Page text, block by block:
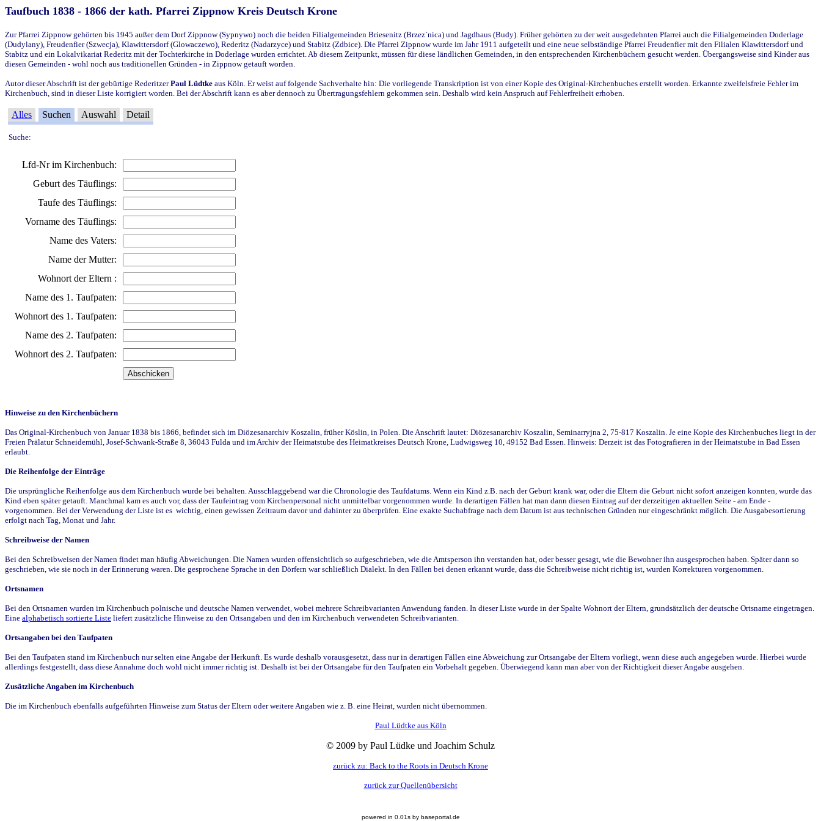
Taufbuch 1838 - 1866 der kath. Pfarrei Zippnow Kreis Deutsch Krone
Zur Pfarrei Zippnow gehörten bis 1945 außer dem Dorf Zippnow (Sypnywo) noch die beiden Filialgemeinden Briesenitz (Brzez`nica) und Jagdhaus (Budy). Früher gehörten zu der weit ausgedehnten Pfarrei auch die Filialgemeinden Doderlage
(Dudylany), Freudenfier (Szwecja), Klawittersdorf (Glowaczewo), Rederitz (Nadarzyce) und Stabitz (Zdbice). Die Pfarrei Zippnow wurde im Jahr 1911 aufgeteilt und eine neue selbständige Pfarrei Freudenfier mit den Filialen Klawittersdorf und
Stabitz und ein Lokalvikariat Rederitz mit der Tochterkirche in Doderlage wurden errichtet. Ab diesem Zeitpunkt, müssen für diese ländlichen Gemeinden, in den entsprechenden Kirchenbüchern gesucht werden. Übergangsweise sind Kinder aus
diesen Gemeinden - wohl noch aus traditionellen Gründen - in Zippnow getauft worden.
Autor dieser Abschrift ist der gebürtige RederitzerPaul Lüdtke aus Köln. Er weist auf folgende Sachverhalte hin: Die vorliegende Transkription ist von einer Kopie des Original-Kirchenbuches erstellt worden. Erkannte zweifelsfreie Fehler im
Kirchenbuch, sind in dieser Liste korrigiert worden. Bei der Abschrift kann es aber dennoch zu Übertragungsfehlern gekommen sein. Deshalb wird kein Anspruch auf Fehlerfreiheit erhoben.
Alles Suchen Auswahl Detail
Suche:
Lfd-Nr im Kirchenbuch:
Geburt des Täuflings:
Taufe des Täuflings:
Vorname des Täuflings:
Name des Vaters:
Name der Mutter:
Wohnort der Eltern :
Name des 1. Taufpaten:
Wohnort des 1. Taufpaten:
Name des 2. Taufpaten:
Wohnort des 2. Taufpaten:
Hinweise zu den Kirchenbüchern
Das Original-Kirchenbuch von Januar 1838 bis 1866, befindet sich im Diözesanarchiv Koszalin, früher Köslin, in Polen. Die Anschrift lautet: Diözesanarchiv Koszalin, Seminarryjna 2, 75-817 Koszalin. Je eine Kopie des Kirchenbuches liegt in der
Freien Prälatur Schneidemühl, Josef-Schwank-Straße 8, 36043 Fulda und im Archiv der Heimatstube des Heimatkreises Deutsch Krone, Ludwigsweg 10, 49152 Bad Essen. Hinweis: Derzeit ist das Fotografieren in der Heimatstube in Bad Essen
erlaubt.
Die Reihenfolge der Einträge
Die ursprüngliche Reihenfolge aus dem Kirchenbuch wurde bei behalten. Ausschlaggebend war die Chronologie des Taufdatums. Wenn ein Kind z.B. nach der Geburt krank war, oder die Eltern die Geburt nicht sofort anzeigen konnten, wurde das
Kind eben später getauft. Manchmal kam es auch vor, dass der Taufeintrag vom Kirchenpersonal nicht unmittelbar vorgenommen wurde. In derartigen Fällen hat man dann diesen Eintrag auf der derzeitigen aktuellen Seite - am Ende -
vorgenommen. Bei der Verwendung der Liste ist es wichtig, einen gewissen Zeitraum davor und dahinter zu überprüfen. Eine exakte Suchabfrage nach dem Datum ist aus technischen Gründen nur eingeschränkt möglich. Die Ausgabesortierung
erfolgt nach Tag, Monat und Jahr.
Schreibweise der Namen
Bei den Schreibweisen der Namen findet man häufig Abweichungen. Die Namen wurden offensichtlich so aufgeschrieben, wie die Amtsperson ihn verstanden hat, oder besser gesagt, wie die Bewohner ihn ausgesprochen haben. Später dann so
geschrieben, wie sie noch in der Erinnerung waren. Die gesprochene Sprache in den Dörfern war schließlich Dialekt. In den Fällen bei denen erkannt wurde, dass die Schreibweise nicht richtig ist, wurden Korrekturen vorgenommen.
Ortsnamen
Bei den Ortsnamen wurden im Kirchenbuch polnische und deutsche Namen verwendet, wobei mehrere Schreibvarianten Anwendung fanden. In dieser Liste wurde in der Spalte Wohnort der Eltern, grundsätzlich der deutsche Ortsname eingetragen.
Eine alphabetisch sortierte Liste liefert zusätzliche Hinweise zu den Ortsangaben und den im Kirchenbuch verwendeten Schreibvarianten.
Ortsangaben bei den Taufpaten
Bei den Taufpaten stand im Kirchenbuch nur selten eine Angabe der Herkunft. Es wurde deshalb vorausgesetzt, dass nur in derartigen Fällen eine Abweichung zur Ortsangabe der Eltern vorliegt, wenn diese auch angegeben wurde. Hierbei wurde
allerdings festgestellt, dass diese Annahme doch wohl nicht immer richtig ist. Deshalb ist bei der Ortsangabe für den Taufpaten ein Vorbehalt gegeben. Überwiegend kann man aber von der Richtigkeit dieser Angabe ausgehen.
Zusätzliche Angaben im Kirchenbuch
Die im Kirchenbuch ebenfalls aufgeführten Hinweise zum Status der Eltern oder weitere Angaben wie z. B. eine Heirat, wurden nicht übernommen.
Paul Lüdtke aus Köln
© 2009 by Paul Lüdke und Joachim Schulz
zurück zu: Back to the Roots in Deutsch Krone
zurück zur Quellenübersicht
powered in 0.01s by baseportal.de